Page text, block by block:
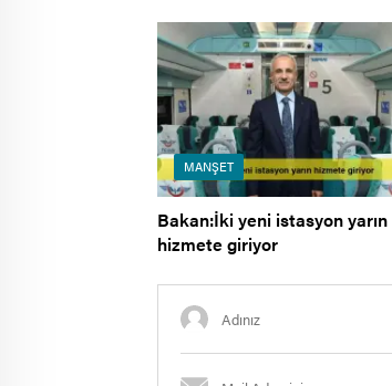
MANŞET
Bakan:İki yeni istasyon yarın
hizmete giriyor